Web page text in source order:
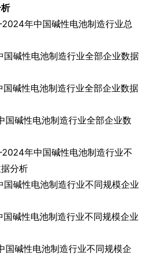
年中国碱性电池制造行业总
国碱性电池制造行业全部企业数据
国碱性电池制造行业全部企业数据
国碱性电池制造行业全部企业数
年中国碱性电池制造行业不
分析
国碱性电池制造行业不同规模企业
国碱性电池制造行业不同规模企业
国碱性电池制造行业不同规模企